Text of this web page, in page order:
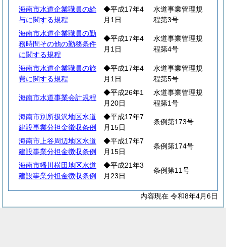
海南市水道企業職員の給
与に関する規程
◆平成17年4
月1日
水道事業管理規
程第3号
海南市水道企業職員の勤
務時間その他の勤務条件
に関する規程
◆平成17年4
月1日
水道事業管理規
程第4号
海南市水道企業職員の旅
費に関する規程
◆平成17年4
月1日
水道事業管理規
程第5号
海南市水道事業会計規程
◆平成26年1
月20日
水道事業管理規
程第1号
海南市別所扱沢地区水道
建設事業分担金徴収条例
◆平成17年7
月15日
条例第173号
海南市上谷周辺地区水道
建設事業分担金徴収条例
◆平成17年7
月15日
条例第174号
海南市幡川横田地区水道
建設事業分担金徴収条例
◆平成21年3
月23日
条例第11号
内容現在 令和8年4月6日